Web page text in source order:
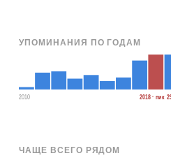
УПОМИНАНИЯ ПО ГОДАМ
2010 2018 · пик
ЧАЩЕ ВСЕГО РЯДОМ